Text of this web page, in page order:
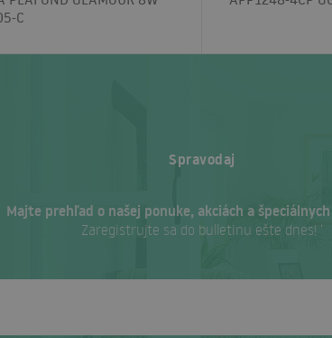
C
Spravodaj
Majte prehľad o našej ponuke, akciách a
Zaregistrujte sa do bulletinu ešte dnes! ‘